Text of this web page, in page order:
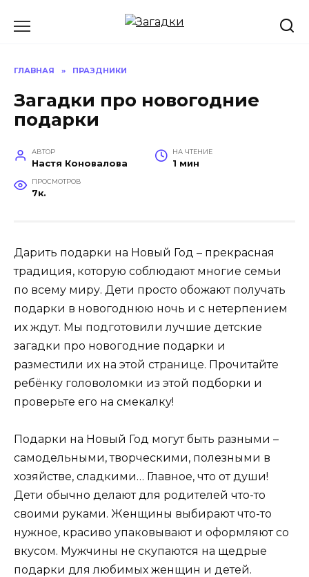
ГЛАВНАЯ » ПРАЗДНИКИ
Загадки про новогодние
подарки
АВТОР
Настя Коновалова
НА ЧТЕНИЕ
1 мин
ПРОСМОТРОВ
7к.
Дарить подарки на Новый Год – прекрасная
традиция, которую соблюдают многие семьи
по всему миру. Дети просто обожают получать
подарки в новогоднюю ночь и с нетерпением
их ждут. Мы подготовили лучшие детские
загадки про новогодние подарки и
разместили их на этой странице. Прочитайте
ребёнку головоломки из этой подборки и
проверьте его на смекалку!
Подарки на Новый Год могут быть разными –
самодельными, творческими, полезными в
хозяйстве, сладкими… Главное, что от души!
Дети обычно делают для родителей что-то
своими руками. Женщины выбирают что-то
нужное, красиво упаковывают и оформляют со
вкусом. Мужчины не скупаются на щедрые
подарки для любимых женщин и детей.